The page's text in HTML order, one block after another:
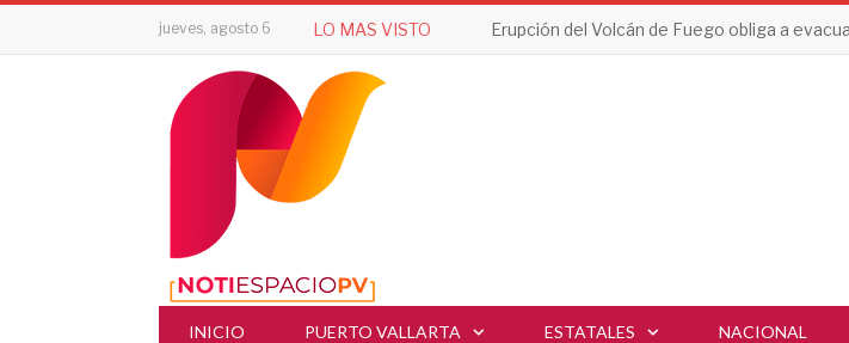
jueves, agosto 6 LO MAS VISTO
INICIO PUERTO VALLARTA ESTATALES NACIONAL